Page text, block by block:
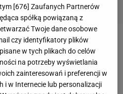
Michael Grylls. Przez
siłach specjalnych. Jeśli
Discovery Channel -
na niego przypadkiem i
[676] Zaufanych Partnerów
spółką powiązaną z
Twoje dane osobowe
czy identyfikatory plików
w tych plikach do celów
na potrzeby wyświetlania
zainteresowań i preferencji w
i w Internecie lub personalizacji